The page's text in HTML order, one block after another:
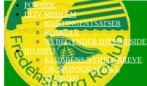
FORSIDE
BLIV MEDLEM
KONTINGENTSATSER
ROSKOLE
NYBEGYNDER HJEMMESIDE
RO-INFO
KLUBBENS NYHEDSBREVE
OK SPONSORAFTALE
KLUBTØJ